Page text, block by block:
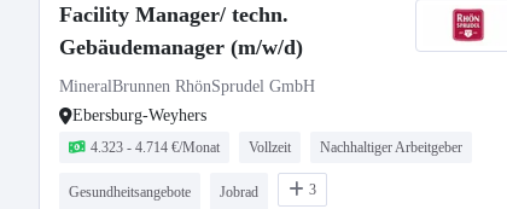
Facility Manager/ techn.
Gebäudemanager (m/w/d)
MineralBrunnen RhönSprudel GmbH
Ebersburg-Weyhers
4.323 - 4.714 €/Monat Vollzeit Nachhaltiger Arbeitgeber
Gesundheitsangebote Jobrad 3